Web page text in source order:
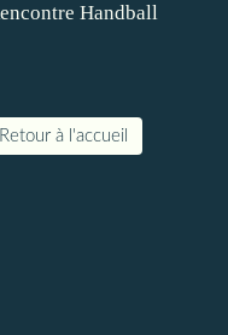
Retour à l'accueil